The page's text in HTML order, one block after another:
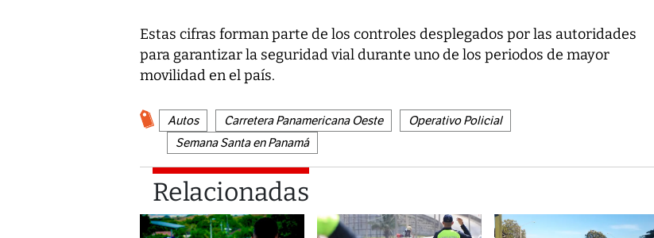
Estas cifras forman parte de los controles desplegados por las autoridades
para garantizar la seguridad vial durante uno de los periodos de mayor
movilidad en el país.
Autos Carretera Panamericana Oeste
Operativo Policial
Semana Santa en Panamá
Relacionadas